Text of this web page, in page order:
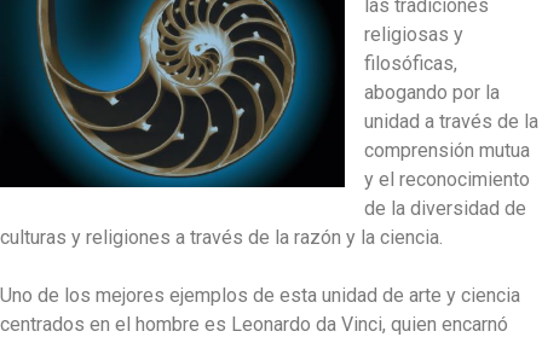
las tradiciones
religiosas y
filosóficas,
abogando por la
unidad a través de la
comprensión mutua
y el reconocimiento
de la diversidad de
culturas y religiones a través de la razón y la ciencia.
Uno de los mejores ejemplos de esta unidad de arte y ciencia
centrados en el hombre es Leonardo da Vinci, quien encarnó